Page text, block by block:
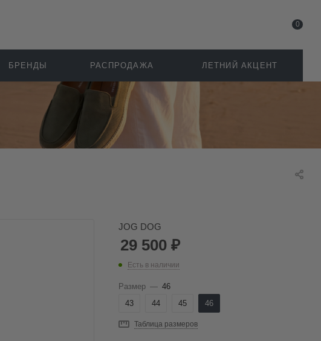
0
БРЕНДЫ РАСПРОДАЖА ЛЕТНИЙ АКЦЕНТ
JOG DOG
29 500 ₽
Есть в наличии
Размер — 46
43
44 45 46
Таблица размеров